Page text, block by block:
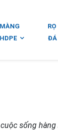
MÀNG
HDPE
RỌ
ĐÁ
sống